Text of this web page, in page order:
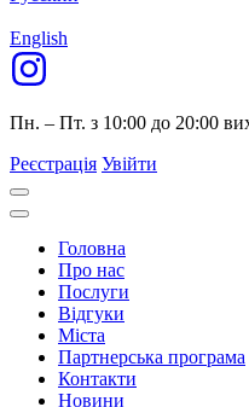
English
Пн. – Пт. з 10:00 до 20:00
Реєстрація Увійти
Головна
Про нас
Послуги
Відгуки
Міста
Партнерська програма
Контакти
Новини